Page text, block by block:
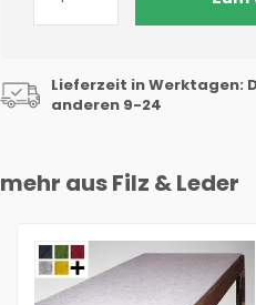
Lieferzeit in Werktagen:
anderen 9-24
mehr aus Filz & Leder